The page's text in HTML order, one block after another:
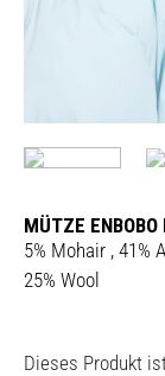
MÜTZE
5% Mohair , 41%
25% Wool
Dieses Produkt